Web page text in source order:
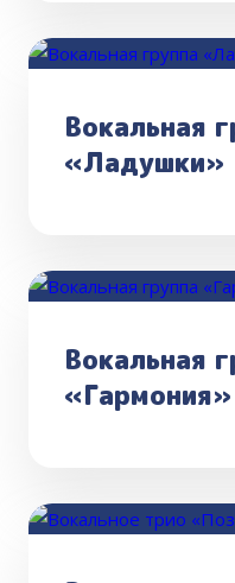
Вокальная
«Ладушки»
Вокальная
«Гармония»